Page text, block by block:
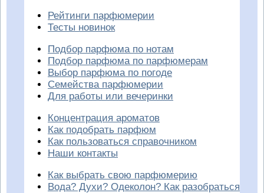
Рейтинги парфюмерии
Тесты новинок
Подбор парфюма по нотам
Подбор парфюма по парфюмерам
Выбор парфюма по погоде
Семейства парфюмерии
Для работы или вечеринки
Концентрация ароматов
Как подобрать парфюм
Как пользоваться справочником
Наши контакты
Как выбрать свою парфюмерию
Вода? Духи? Одеколон? Как разобраться